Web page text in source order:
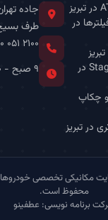
در
خدمات پورت‌پولیش Stage 3 در
چکاپ
در تبریز
جاده
طرف
۰۹۳۰ ۰۵۱
۹ صبح - ۱۰ شب
وبسایت مکانیکی تخصصی
محفوظ است.
برنامه نویسی: عطفینو